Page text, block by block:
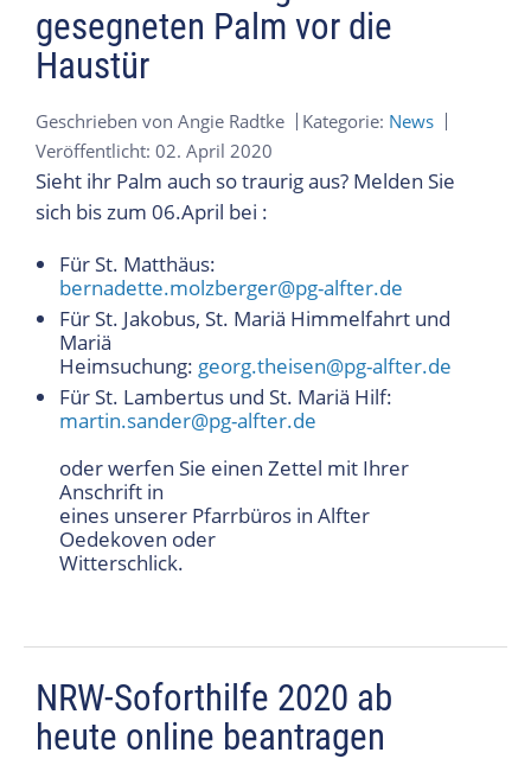
gesegneten Palm vor die
Haustür
Geschrieben von Angie Radtke Kategorie: News
Veröffentlicht: 02. April 2020
Sieht ihr Palm auch so traurig aus? Melden Sie
sich bis zum 06.April bei :
Für St. Matthäus:
bernadette.molzberger@pg-alfter.de
Für St. Jakobus, St. Mariä Himmelfahrt und
Mariä
Heimsuchung: georg.theisen@pg-alfter.de
Für St. Lambertus und St. Mariä Hilf:
martin.sander@pg-alfter.de
oder werfen Sie einen Zettel mit Ihrer
Anschrift in
eines unserer Pfarrbüros in Alfter
Oedekoven oder
Witterschlick.
NRW-Soforthilfe 2020 ab
heute online beantragen